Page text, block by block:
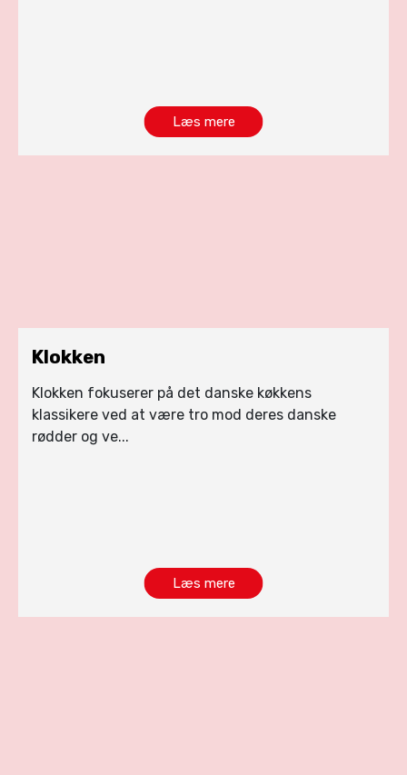
Læs mere
Klokken
Klokken fokuserer på det danske køkkens
klassikere ved at være tro mod deres danske
rødder og ve...
Læs mere